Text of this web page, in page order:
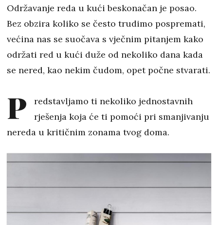
Održavanje reda u kući beskonačan je posao.
Bez obzira koliko se često trudimo pospremati,
većina nas se suočava s vječnim pitanjem kako
održati red u kući duže od nekoliko dana kada
se nered, kao nekim čudom, opet počne stvarati.
P
redstavljamo ti nekoliko jednostavnih
rješenja koja će ti pomoći pri smanjivanju
nereda u kritičnim zonama tvog doma.